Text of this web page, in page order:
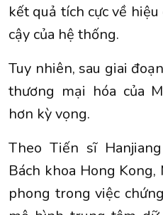
kết quả tích cực về
cậy của hệ thống.
Tuy nhiên, sau giai
thương mại hóa của
hơn kỳ vọng.
Theo Tiến sĩ
Bách khoa Hong
phong trong việc